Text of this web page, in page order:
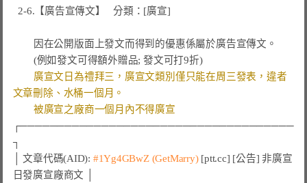
廣宣文日為禮拜三，廣宣文類別僅只能在周三發表，違者
文章刪除、水桶一個月。
被廣宣之廠商一個月內不得廣宣
┌─────────────────────────────────────
┐
│ 文章代碼(AID): #1Yg4GBwZ (GetMarry) [ptt.cc] [公告] 非廣宣
日發廣宣廠商文 │